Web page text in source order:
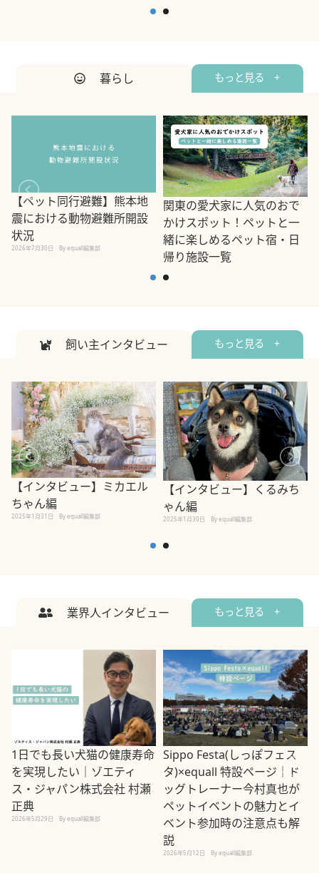
暮らし もっと見る +
【ペット同行避難】熊本地
震における動物避難所開設
状況
2026年7月30日 By equall編集部
関東の愛犬家に人気のおで
かけスポット！ペットと一
緒に楽しめるペット宿・日
帰り施設一覧
飼い主インタビュー もっと見る +
【インタビュー】ミカエル
ちゃん編
2025年1月31日 By equall編集部
【インタビュー】くるみち
ゃん編
2025年1月30日 By equall編集部
業界人インタビュー もっと見る +
1日でも長い犬猫の健康寿命
を実現したい｜ゾエティ
ス・ジャパン株式会社 村瀬
正典
2026年5月29日 By equall編集部
Sippo Festa(しっぽフェス
タ)×equall 特設ページ｜ド
ッグトレーナー今村真也が
ペットイベントの魅力とイ
ベント参加時の注意点も解
説
2026年5月12日 By equall編集部